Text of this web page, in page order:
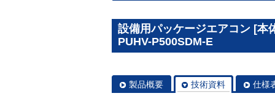
設備用パッケージエアコン [本
PUHV-P500SDM-E
製品概要 技術資料 仕様